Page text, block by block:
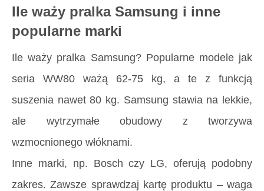
Ile waży pralka Samsung i inne
popularne marki
Ile waży pralka Samsung? Popularne modele jak
seria WW80 ważą 62-75 kg, a te z funkcją
suszenia nawet 80 kg. Samsung stawia na lekkie,
ale wytrzymałe obudowy z tworzywa
wzmocnionego włóknami.
Inne marki, np. Bosch czy LG, oferują podobny
zakres. Zawsze sprawdzaj kartę produktu – waga